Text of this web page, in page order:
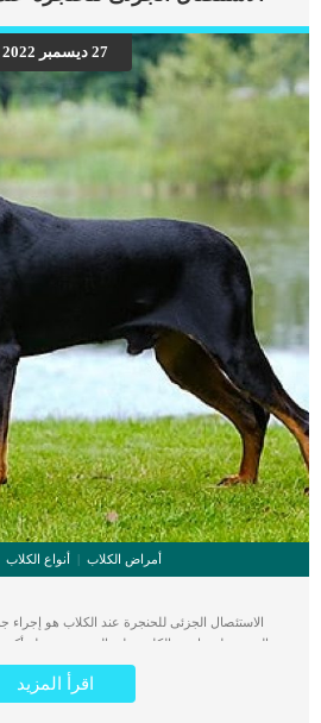
اضافة الى الاسباب وخطوات الطبيب البيطرى
عن تشوهات خلايا الدم الحمراء عند القطط لا توجد
فردى, بينما قد تظهر الأعراض المتعلقة بأمراض
27 ديسمبر 2022
أمراض الكلاب أنواع الكلاب
الاستئصال الجزئى للحنجرة عند الكلاب هو
الحنجرة لمساعدة الكلب على التنفس بسهولة
للحنجرة مع الاستئصال الجزئى للحنجرة عند الكلاب
تورم الحنجرة عند الكلاب ؟ تتمثل وظيفة الحنجرة فى
بها يجعل الكلب يعاني من ضيق التنفس. كما تتمثل
اقرأ المزيد